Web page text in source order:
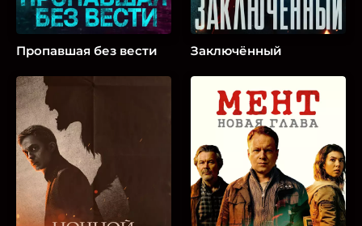
Пропавшая без вести Заключённый